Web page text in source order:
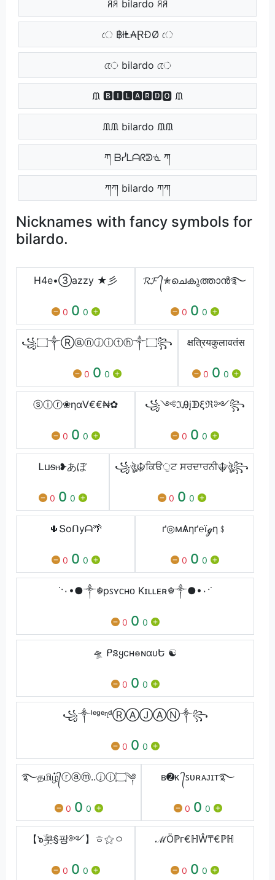
ꋪꋪ bilardo ꋪꋪ
ে ฿łⱠ₳ⱤĐØ ে
েে bilardo েে
ᙢ 🅱🅸🅻🅰🆁🅳🅾 ᙢ
ᙢᙢ bilardo ᙢᙢ
ཀ ᗷᓰᒪᗩᖇᕲᓍ ཀ
ཀཀ bilardo ཀཀ
Nicknames with fancy symbols for
bilardo.
H4e•③azzy ★彡
0 0 0
𝓡𝓕 ᭄✮ചെകുത്താൻ࿐
0 0 0
꧁۝༒Ⓡⓐⓝⓙⓘⓣⓗ༒۝꧂
0 0 0
क्षत्रियकुलावतंस
0 0 0
ⓢⓘⓡ❀ηαᐯ€€₦✿
0 0 0
꧁༺ℑᎯįᗫξℜ༻꧂
0 0 0
Ꮮⳙᵴⲏ❥あぼ
0 0 0
꧁ঔৣ☬ਕਿੳੁਟ ਸਰਦਾਰਨੀ☬ঔৣ꧂
0 0 0
🌵Տoᑎyᗩ🌴
0 0 0
ґ◎мѦηґ℮їℊη﹩
0 0 0
˙·٠•●༒☬pꜱʏᴄʜᴏ Kɪʟʟᴇʀ☬༒●•٠·˙
0 0 0
🛸 ᑭនყcʜ๏ɴαυԵ ☯️
0 0 0
꧁༒ˡᵉᵍᵉᶯᵈⓇⒶⒿⒶⓃ༒꧂
0 0 0
࿐தமிழ்᭄ⓡⓐⓜ..ⓙⓘ۝༆
0 0 0
ʙ➋ᴋ ᭄ꜱᴜʀᴀᴊɪᴛ࿐
0 0 0
【๖ۣۜ쿠҈§팡༻】ㅎ⚝ㅇ
0 0 0
ℳÖℙг€ℍŴ₸€ℙℍ
0 0 0